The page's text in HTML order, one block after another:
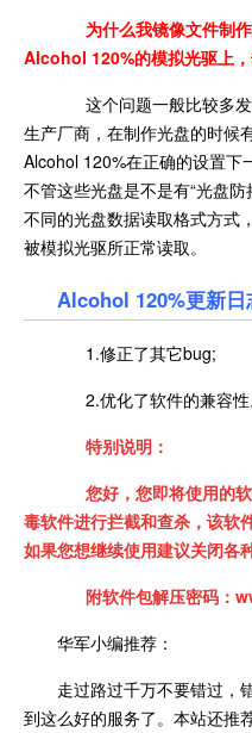
为什么我镜像文件制
Alcohol 120%的模拟光驱上
这个问题一般比较多发
生产厂商，在制作光盘的时候
Alcohol 120%在正确的设置下
不管这些光盘是不是有“光盘
不同的光盘数据读取格式方式
被模拟光驱所正常读取。
Alcohol 120%更新日
1.修正了其它bug;
2.优化了软件的兼容性
特别说明：
您好，您即将使用的软
毒软件进行拦截和查杀，该软
如果您想继续使用建议关闭各
附软件包解压密码：
华军小编推荐：
走过路过千万不要错过，
到这么好的服务了。本站还推